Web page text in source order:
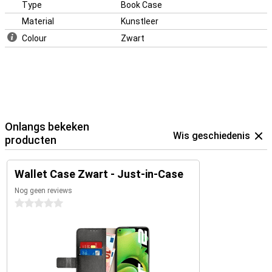
Type
Book Case
Material
Kunstleer
Colour
Zwart
Onlangs bekeken
producten
Wis geschiedenis
Wallet Case Zwart - Just-in-Case
Nog geen reviews
0 sterren